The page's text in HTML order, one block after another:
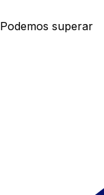
Podemos superar